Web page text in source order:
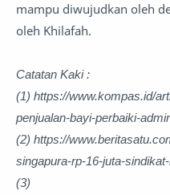
mampu diwujudkan oleh
oleh Khilafah.
Catatan Kaki :
(1) https://www.kompas.id/
penjualan-bayi-perbaiki-
(2) https://
singapura-rp-16-juta-
(3)